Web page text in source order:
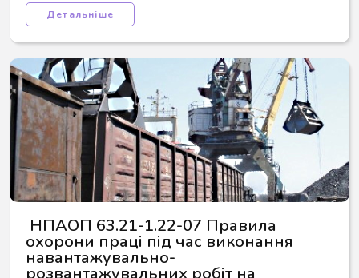
Детальніше
охорони праці під час виконання
навантажувально-
розвантажувальних робіт на